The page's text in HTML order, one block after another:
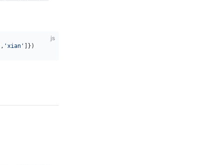
js
, 'xian' ]})